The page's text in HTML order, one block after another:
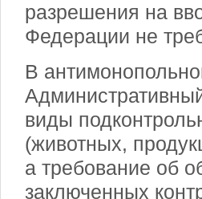
разрешения на
Федерации не
В
виды
(животных,
а требование об
заключенных